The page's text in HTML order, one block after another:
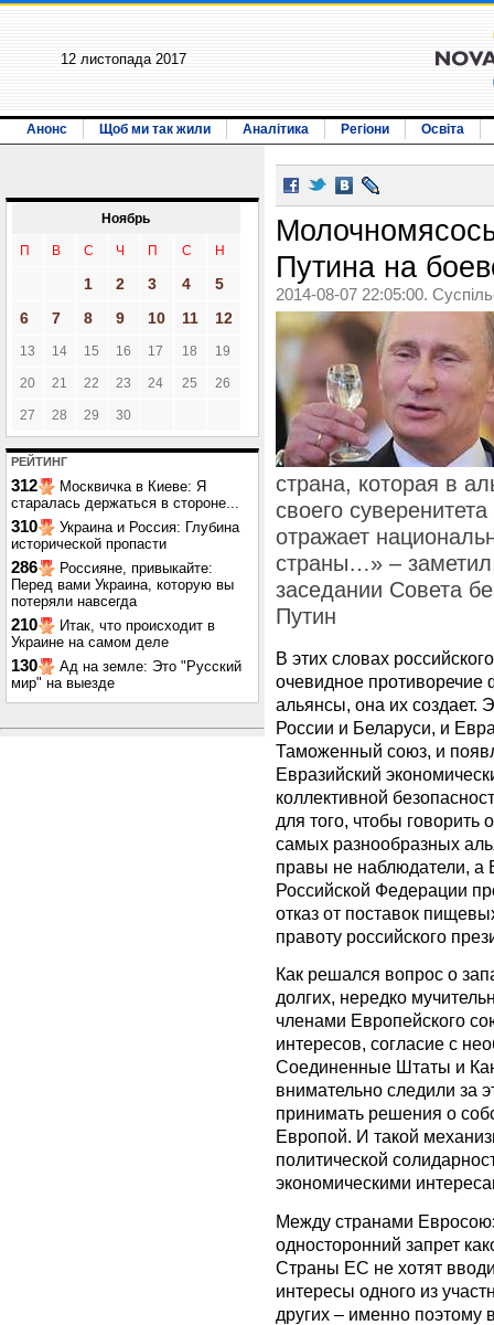
12 листопада 2017
Анонс Щоб ми так жили Аналітика Регіони Освіта
Ноябрь
П В С Ч П С Н
1 2 3 4
5
6
7 8 9 10 11 12
13 14 15 16 17 18 19
20 21 22 23 24 25 26
27 28 29 30
РЕЙТИНГ
312
Москвичка в Киеве: Я
старалась держаться в стороне...
310
Украина и Россия: Глубина
исторической пропасти
286
Россияне, привыкайте:
Перед вами Украина, которую вы
потеряли навсегда
210
Итак, что происходит в
Украине на самом деле
130
Ад на земле: Это "Русский
мир" на выезде
Путина на
2014-08-07 22:05:00.
страна, которая в
своего
отражает
страны…» –
заседании Совета
Путин
В этих словах
очевидное противоречие
альянсы, она их создает.
России и Беларуси, и
Таможенный союз, и
Евразийский
коллективной
для того, чтобы говорить
самых разнообразных
правы не наблюдатели,
Российской Федерации
отказ от поставок
правоту российского
Как решался вопрос о
долгих, нередко
членами Европейского
интересов, согласие с
Соединенные Штаты и
внимательно следили за
принимать решения о
Европой. И такой
политической
экономическими
Между странами
односторонний запрет
Страны ЕС не хотят
интересы одного из
других – именно поэтому